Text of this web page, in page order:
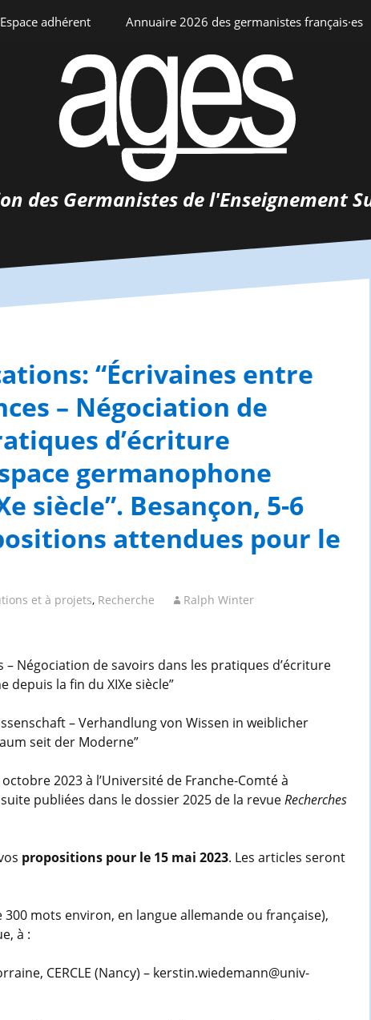
Espace adhérent
Espace personnel
Annuaire 2026 des germanistes français·es
Annuaire interne
des Germanistes de l'Enseignement
“Écrivaines entre
– Négociation de
d’écriture
germanophone
siècle”. Besançon, 5-6
attendues pour le
et à projets, Recherche Ralph Winter
Négociation de savoirs dans les pratiques d’écriture
depuis la fin du XIXe siècle”
– Verhandlung von Wissen in weiblicher
seit der Moderne”
2023 à l’Université de Franche-Comté à
publiées dans le dossier 2025 de la revueRecherches
propositions pour le 15 mai 2023. Les articles seront
mots environ, en langue allemande ou française),
à :
CERCLE (Nancy) – kerstin.wiedemann@univ-